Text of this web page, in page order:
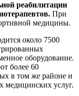
реабилитации
При
медицины.
около 7500
оборудование.
более 60
в том же районе и
медицинских услуг.